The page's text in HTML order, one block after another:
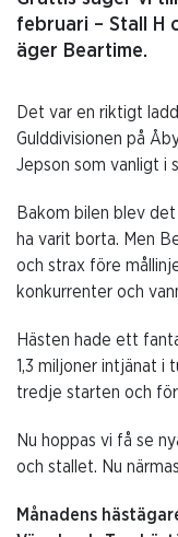
februari – Stall H
äger Beartime.
Det var en riktigt
Gulddivisionen på
Jepson som vanligt i
Bakom bilen blev
ha varit borta. Men
och strax före
konkurrenter och
Hästen hade ett
1,3 miljoner intjänat i
tredje starten och
Nu hoppas vi få se
och stallet. Nu
Månadens